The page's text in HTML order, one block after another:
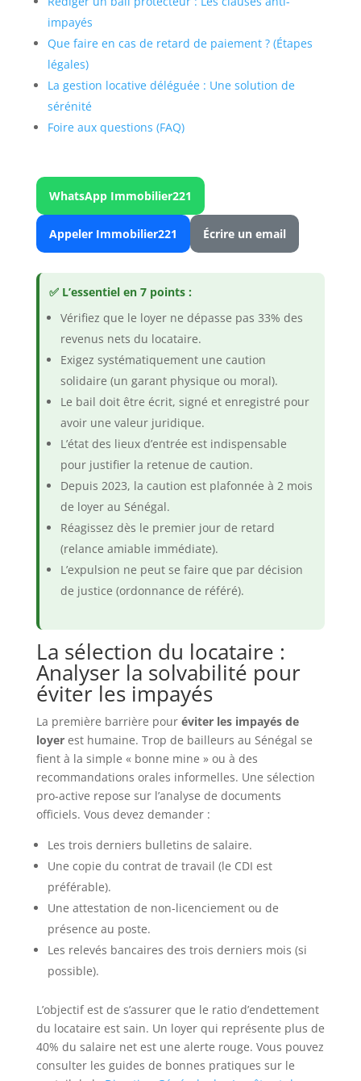
impayés
Que faire en cas de retard de paiement ? (Étapes
légales)
La gestion locative déléguée : Une solution de
sérénité
Foire aux questions (FAQ)
WhatsApp Immobilier221
Appeler Immobilier221 Écrire un email
✅ L’essentiel en 7 points :
Vérifiez que le loyer ne dépasse pas 33% des
revenus nets du locataire.
Exigez systématiquement une caution
solidaire (un garant physique ou moral).
Le bail doit être écrit, signé et enregistré pour
avoir une valeur juridique.
L’état des lieux d’entrée est indispensable
pour justifier la retenue de caution.
Depuis 2023, la caution est plafonnée à 2 mois
de loyer au Sénégal.
Réagissez dès le premier jour de retard
(relance amiable immédiate).
L’expulsion ne peut se faire que par décision
de justice (ordonnance de référé).
La sélection du locataire :
Analyser la solvabilité pour
éviter les impayés
La première barrière pour éviter les impayés de
loyerest humaine. Trop de bailleurs au Sénégal se
fient à la simple « bonne mine » ou à des
recommandations orales informelles. Une sélection
pro-active repose sur l’analyse de documents
officiels. Vous devez demander :
Les trois derniers bulletins de salaire.
Une copie du contrat de travail (le CDI est
préférable).
Une attestation de non-licenciement ou de
présence au poste.
Les relevés bancaires des trois derniers mois (si
possible).
L’objectif est de s’assurer que le ratio d’endettement
du locataire est sain. Un loyer qui représente plus de
40% du salaire net est une alerte rouge. Vous pouvez
consulter les guides de bonnes pratiques sur le